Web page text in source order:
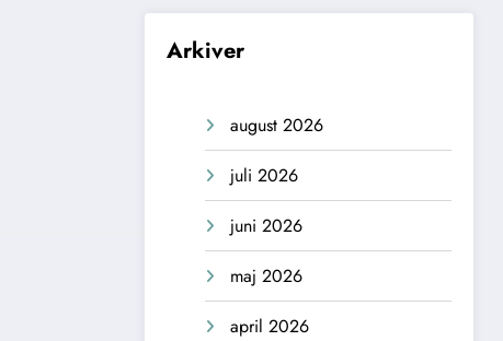
Arkiver
august 2026
juli 2026
juni 2026
maj 2026
april 2026